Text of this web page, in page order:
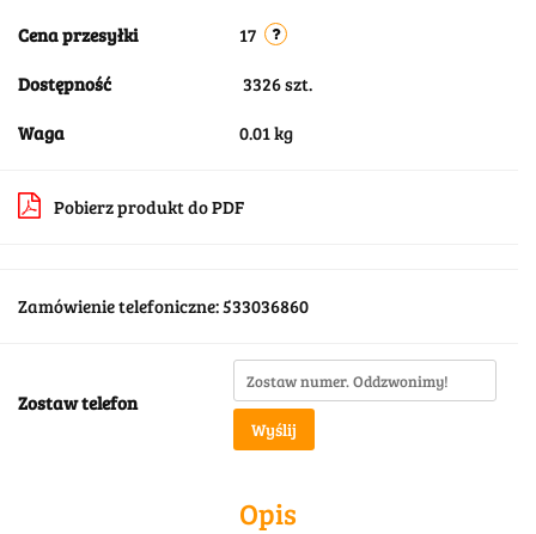
Cena przesyłki 17
Dostępność 3326szt.
Waga 0.01 kg
Pobierz produkt do PDF
Zamówienie telefoniczne: 533036860
Zostaw telefon
Wyślij
Opis